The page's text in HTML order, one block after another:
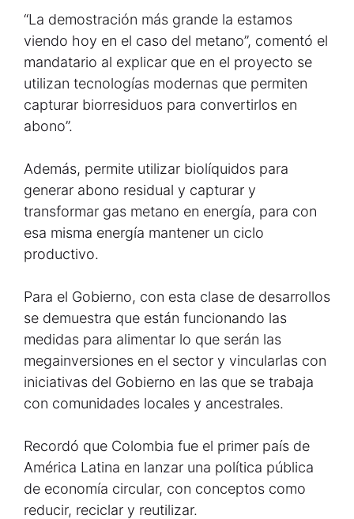
“La demostración más grande la estamos
viendo hoy en el caso del metano”, comentó el
mandatario al explicar que en el proyecto se
utilizan tecnologías modernas que permiten
capturar biorresiduos para convertirlos en
abono”.
Además, permite utilizar biolíquidos para
generar abono residual y capturar y
transformar gas metano en energía, para con
esa misma energía mantener un ciclo
productivo.
Para el Gobierno, con esta clase de desarrollos
se demuestra que están funcionando las
medidas para alimentar lo que serán las
megainversiones en el sector y vincularlas con
iniciativas del Gobierno en las que se trabaja
con comunidades locales y ancestrales.
Recordó que Colombia fue el primer país de
América Latina en lanzar una política pública
de economía circular, con conceptos como
reducir, reciclar y reutilizar.